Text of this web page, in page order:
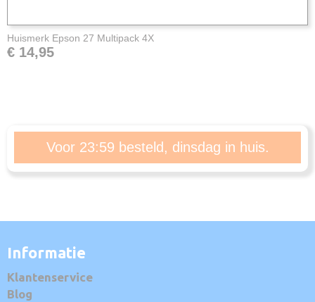
Huismerk Epson 27 Multipack 4X
€ 14,95
Voor 23:59 besteld, dinsdag in huis.
Informatie
Klantenservice
Blog